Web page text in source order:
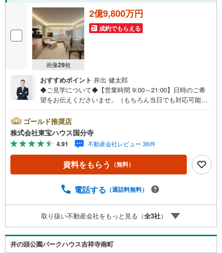
画像29枚
2億9,800万円
成約でもらえる
おすすめポイント 井出 健太郎
◆ご見学について◆【営業時間 9:00～21:00】日時のご希
望をお伝えくださいませ。（もちろん当日でも対応可能で
のご連絡をおすすめいたします。「室内・現地を見学す
る」ボタンよりご予約いただくと、スムーズにご案内可能
です。事前に鍵の手配や内覧準備が必要な場合がございま
すのでご了承ください。◆TOHO HOUSE CLUB◆弊社で売
買いただいたお客様はTOHO HOUSE CLUBにご加入いただ
けます。10～20、30年後のリフォーム、保険やローンの見
ご提供いたします。◆FPによるライフサポート◆専属ファ
運用・相続など幅広くアドバイスいたします。ご契約前後
を問わず、安心してご利用いただけます。◆安心の環境◆
無料駐車場、キッズスペースを完備し、ご家族でのご来店
も安心です。の体制で皆様の住まい探しをサポートいたし
ます。
ゴールド推奨店
株式会社東宝ハウス国分寺
4.91 不動産会社レビュー 36件
資料をもらう （無料）
電話する （通話料無料）
取り扱い不動産会社をもっと見る（全3社）
井の頭公園パークハウス吉祥寺南町